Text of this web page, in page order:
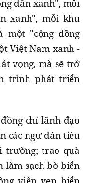
dân xanh", mỗi
xanh", mỗi khu
một "cộng đồng
Việt Nam xanh -
vọng, mà sẽ trở
trình phát triển
chí lãnh đạo
các ngư dân tiêu
trường; trao quà
làm sạch bờ biển
viên ven biển